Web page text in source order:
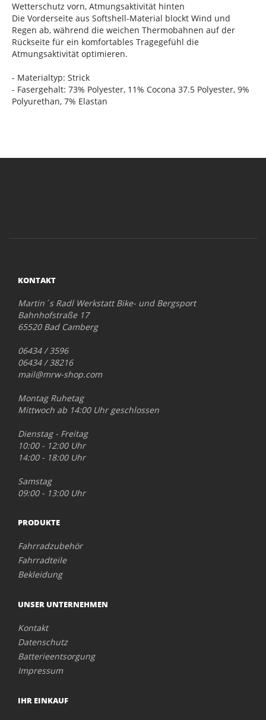
Wetterschutz vorn, Atmungsaktivität hinten
Die Vorderseite aus Softshell-Material blockt Wind und
Regen ab, während die weichen Thermobahnen auf der
Rückseite für ein komfortables Tragegefühl die
Atmungsaktivität optimieren.
- Materialtyp: Strick
- Fasergehalt: 73% Polyester, 11% Cocona 37.5 Polyester, 9%
Polyurethan, 7% Elastan
KONTAKT
Martin´s Radl Werkstatt Bike- und Bergsport
Bahnhofstraße 17
65520 Bad Camberg
06434 / 3596
06434 / 38216
mail@mrw-shop.com
Montag Ruhetag
Mittwoch ab 14:00 Uhr geschlossen
Dienstag - Freitag
10:00 - 12:00 Uhr
14:00 - 18:00 Uhr
Samstag
09:00 - 13:00 Uhr
PRODUKTE
Fahrradzubehör
Fahrradteile
Bekleidung
UNSER UNTERNEHMEN
Kontakt
Datenschutz
Batterieentsorgung
Impressum
IHR EINKAUF